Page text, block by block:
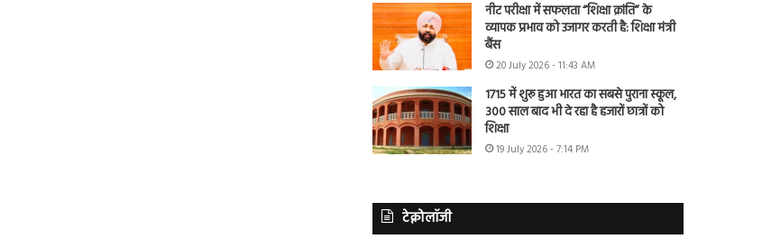
नीट परीक्षा में सफलता “शिक्षा क्रांति” के
व्यापक प्रभाव को उजागर करती है: शिक्षा मंत्री
बैंस
20 July 2026 - 11:43 AM
1715 में शुरू हुआ भारत का सबसे पुराना स्कूल,
300 साल बाद भी दे रहा है हजारों छात्रों को
शिक्षा
19 July 2026 - 7:14 PM
टेक्नोलॉजी